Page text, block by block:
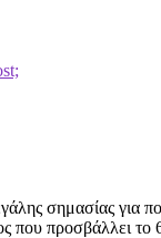
σημασίας
που προσβάλλει